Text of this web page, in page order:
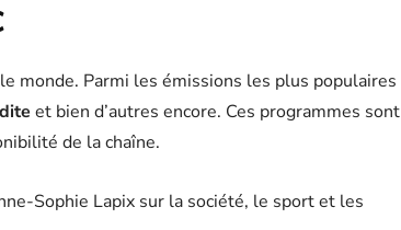
monde. Parmi les émissions les plus populaires
et bien d’autres encore. Ces programmes sont
de la chaîne.
Sophie Lapix sur la société, le sport et les